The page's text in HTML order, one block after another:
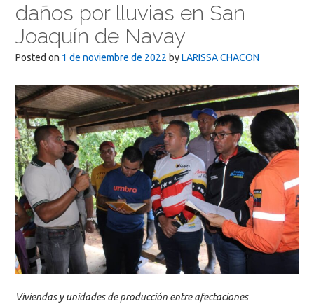
daños por lluvias en San
Joaquín de Navay
Posted on 1 de noviembre de 2022 byLARISSA CHACON
Viviendas y unidades de producción entre afectaciones